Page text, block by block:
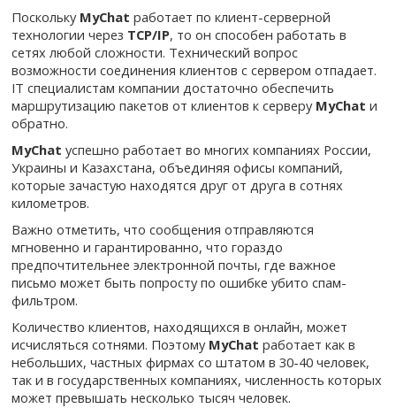
Поскольку MyChat работает по клиент-серверной
технологии через TCP/IP, то он способен работать в
сетях любой сложности. Технический вопрос
возможности соединения клиентов с сервером отпадает.
IT специалистам компании достаточно обеспечить
маршрутизацию пакетов от клиентов к серверу MyChat и
обратно.
MyChat успешно работает во многих компаниях России,
Украины и Казахстана, объединяя офисы компаний,
которые зачастую находятся друг от друга в сотнях
километров.
Важно отметить, что сообщения отправляются
мгновенно и гарантированно, что гораздо
предпочтительнее электронной почты, где важное
письмо может быть попросту по ошибке убито спам-
фильтром.
Количество клиентов, находящихся в онлайн, может
исчисляться сотнями. Поэтому MyChat работает как в
небольших, частных фирмах со штатом в 30-40 человек,
так и в государственных компаниях, численность которых
может превышать несколько тысяч человек.